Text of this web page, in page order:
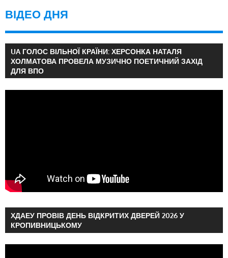
ВІДЕО ДНЯ
UA ГОЛОС ВІЛЬНОЇ КРАЇНИ: ХЕРСОНКА НАТАЛЯ
ХОЛМАТОВА ПРОВЕЛА МУЗИЧНО ПОЕТИЧНИЙ ЗАХІД
ДЛЯ ВПО
ХДАЕУ ПРОВІВ ДЕНЬ ВІДКРИТИХ ДВЕРЕЙ 2026 У
КРОПИВНИЦЬКОМУ